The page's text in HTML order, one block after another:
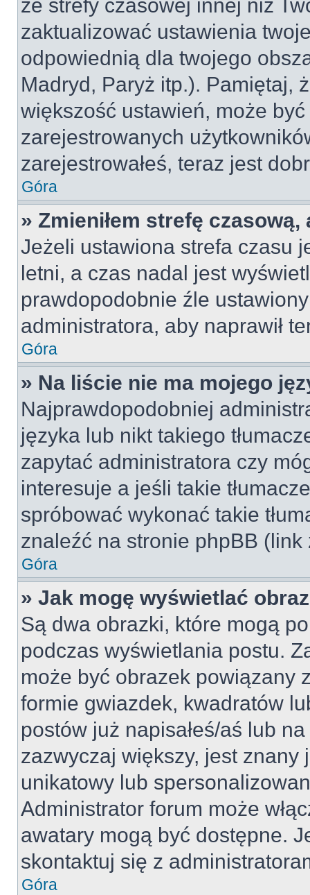
ze strefy czasowej innej niż
zaktualizować ustawienia
odpowiednią dla twojego
Madryd, Paryż itp.). Pamiętaj,
większość ustawień, może
zarejestrowanych
zarejestrowałeś, teraz jest
Góra
» Zmieniłem strefę
Jeżeli ustawiona strefa czasu
letni, a czas nadal jest
prawdopodobnie źle
administratora, aby naprawił
Góra
» Na liście nie ma mojego
Najprawdopodobniej
języka lub nikt takiego
zapytać administratora czy
interesuje a jeśli takie
spróbować wykonać takie
znaleźć na stronie phpBB
Góra
» Jak mogę wyświetlać
Są dwa obrazki, które mogą
podczas wyświetlania postu.
może być obrazek powiązany
formie gwiazdek, kwadratów
postów już napisałeś/aś lub
zazwyczaj większy, jest
unikatowy lub
Administrator forum może
awatary mogą być dostępne.
skontaktuj się z
Góra